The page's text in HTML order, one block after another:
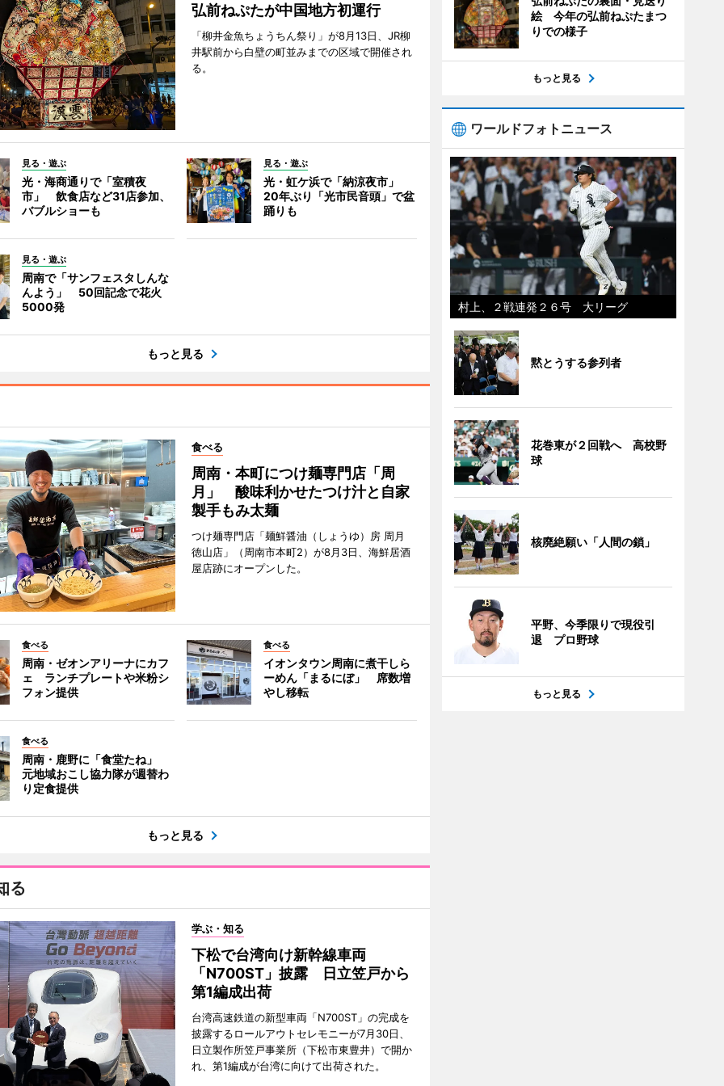
弘前ねぷたが中国地方初運行
「柳井金魚ちょうちん祭り」が8月13日、JR柳
井駅前から白壁の町並みまでの区域で開催され
る。
見る・遊ぶ
光・海商通りで「室積夜
市」 飲食店など31店参加、
バブルショーも
見る・遊ぶ
光・虹ケ浜で「納涼夜市」
20年ぶり「光市民音頭」で盆
踊りも
見る・遊ぶ
周南で「サンフェスタしんな
んよう」 50回記念で花火
5000発
もっと見る
食べる
周南・本町につけ麺専門店「周
月」 酸味利かせたつけ汁と自家
製手もみ太麺
つけ麺専門店「麺鮮醤油（しょうゆ）房 周月
徳山店」（周南市本町2）が8月3日、海鮮居酒
屋店跡にオープンした。
食べる
周南・ゼオンアリーナにカフ
ェ ランチプレートや米粉シ
フォン提供
食べる
イオンタウン周南に煮干しら
ーめん「まるにぼ」 席数増
やし移転
食べる
周南・鹿野に「食堂たね」
元地域おこし協力隊が週替わ
り定食提供
もっと見る
る
学ぶ・知る
下松で台湾向け新幹線車両
「N700ST」披露 日立笠戸から
第1編成出荷
台湾高速鉄道の新型車両「N700ST」の完成を
披露するロールアウトセレモニーが7月30日、
日立製作所笠戸事業所（下松市東豊井）で開か
れ、第1編成が台湾に向けて出荷された。
絵 今年の弘前ねぷたまつ
りでの様子
もっと見る
ワールドフォトニュース
村上、２戦連発２６号 大リーグ
黙とうする参列者
花巻東が２回戦へ 高校野
球
核廃絶願い「人間の鎖」
平野、今季限りで現役引
退 プロ野球
もっと見る